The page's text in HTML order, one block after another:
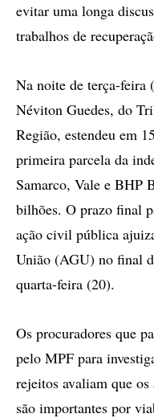
evitar uma longa
trabalhos de
Na noite de terça-feira
Néviton Guedes, do
Região, estendeu em
primeira parcela da
Samarco, Vale e BHP
bilhões. O prazo final
ação civil pública
União (AGU) no final
quarta-feira (20).
Os procuradores que
pelo MPF para
rejeitos avaliam que
são importantes por